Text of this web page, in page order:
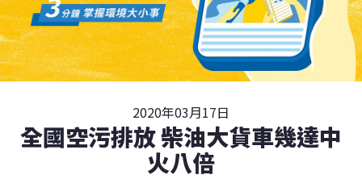
2020年03月17日
全國空污排放 柴油大貨車幾達中
火八倍